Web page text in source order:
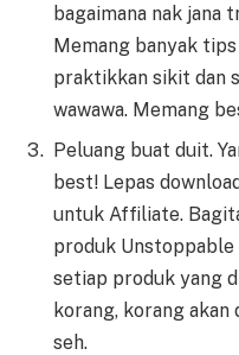
bagaimana nak
Memang banyak
praktikkan sikit dan
wawawa. Memang
Peluang buat duit.
best! Lepas
untuk Affiliate.
produk
setiap produk yang
korang, korang akan
seh.